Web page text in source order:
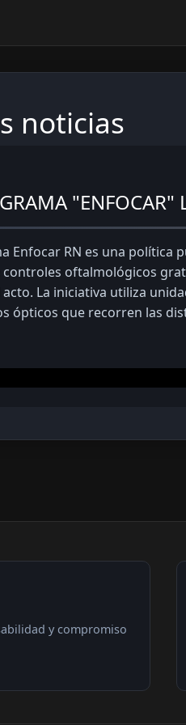
noticias
"ENFOCAR"
Enfocar RN es una política
oftalmológicos
acto. La iniciativa utiliza
ópticos que recorren las
y compromiso